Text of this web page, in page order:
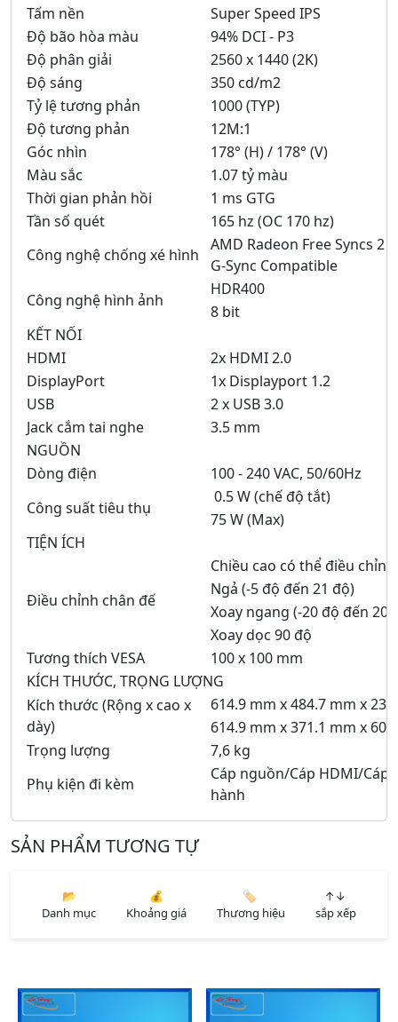
Tấm nền
Super Speed IPS
Độ bão hòa màu
94% DCI - P3
Độ phân giải
2560 x 1440 (2K)
Độ sáng
350 cd/m2
Tỷ lệ tương phản
1000 (TYP)
Độ tương phản
12M:1
Góc nhìn
178° (H) / 178° (V)
Màu sắc
1.07 tỷ màu
Thời gian phản hồi
1 ms GTG
Tần số quét
165 hz (OC 170 hz)
Công nghệ chống xé hình
AMD Radeon Free Syncs 2
G-Sync Compatible
Công nghệ hình ảnh
HDR400
8 bit
KẾT NỐI
HDMI
2x HDMI 2.0
DisplayPort
1x Displayport 1.2
USB
2 x USB 3.0
Jack cắm tai nghe
3.5 mm
NGUỒN
Dòng điện
100 - 240 VAC, 50/60Hz
Công suất tiêu thụ
0.5 W (chế độ tắt)
75 W (Max)
TIỆN ÍCH
Điều chỉnh chân đế
Chiều cao có thể điều
Ngả (-5 độ đến 21 độ)
Xoay ngang (-20 độ đến
Xoay dọc 90 độ
Tương thích VESA
100 x 100 mm
KÍCH THƯỚC, TRỌNG LƯỢNG
Kích thước (Rộng x cao x
dày)
614.9 mm x 484.7 mm x
614.9 mm x 371.1 mm x 60
Trọng lượng
7,6 kg
Phụ kiện đi kèm
Cáp nguồn/Cáp HDMI/Cáp
hành
SẢN PHẨM TƯƠNG TỰ
📂
Danh mục
💰
Khoảng giá
🏷️
Thương hiệu
↑↓
sắp xếp